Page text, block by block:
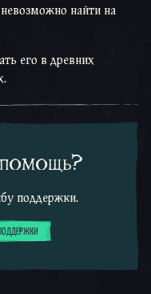
найти на
его в древних
поддержки.